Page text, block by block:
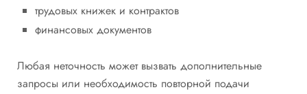
трудовых книжек и контрактов
финансовых документов
Любая неточность может вызвать дополнительные
запросы или необходимость повторной подачи